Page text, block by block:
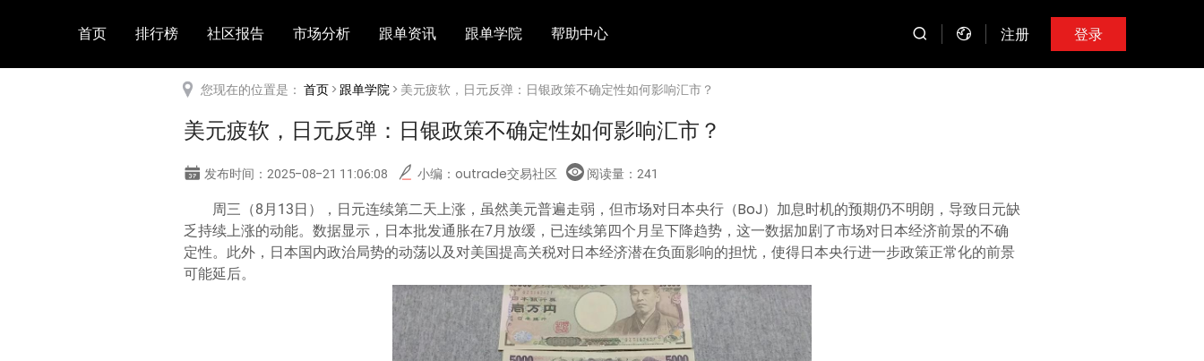
首页 排行榜 社区报告 市场分析 跟单资讯 跟单学院 帮助中心 注册 登录
您现在的位置是： 首页>跟单学院> 美元疲软，日元反弹：日银政策不确定性如何影响汇市？
美元疲软，日元反弹：日银政策不确定性如何影响汇市？
发布时间：2025-08-21 11:06:08 小编：outrade交易社区 阅读量： 241
周三（8月13日），日元连续第二天上涨，虽然美元普遍走弱，但市场对日本央行（BoJ）加息时机的预期仍不明朗，导致日元缺
乏持续上涨的动能。数据显示，日本批发通胀在7月放缓，已连续第四个月呈下降趋势，这一数据加剧了市场对日本经济前景的不确
定性。此外，日本国内政治局势的动荡以及对美国提高关税对日本经济潜在负面影响的担忧，使得日本央行进一步政策正常化的前景
可能延后。